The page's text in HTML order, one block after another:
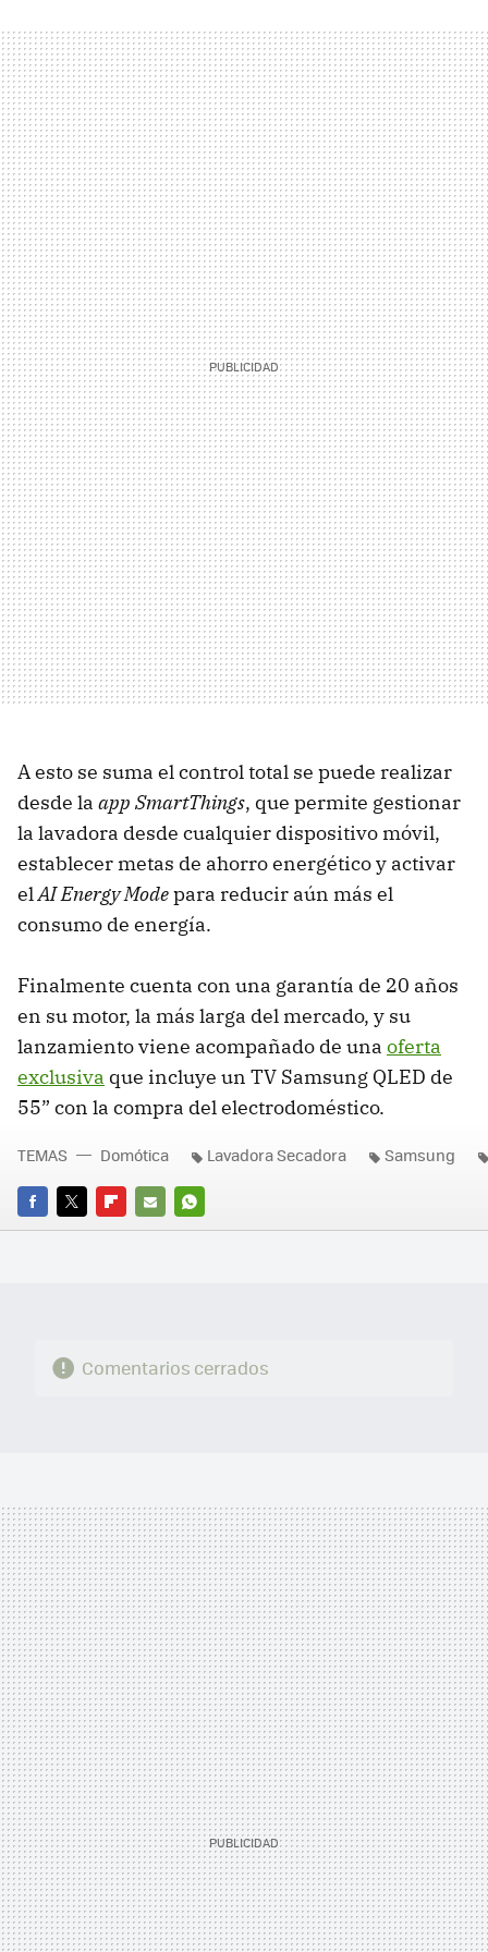
A esto se suma el control total se puede realizar
desde la app SmartThings, que permite gestionar
la lavadora desde cualquier dispositivo móvil,
establecer metas de ahorro energético y activar
elAI Energy Modepara reducir aún más el
consumo de energía.
Finalmente cuenta con una garantía de 20 años
en su motor, la más larga del mercado, y su
lanzamiento viene acompañado de una oferta
exclusiva que incluye un TV Samsung QLED de
55” con la compra del electrodoméstico.
FACEBOOK
TWITTERFLIPBOARD
E-
WHATSAPP
TEMAS Domótica Lavadora Secadora Samsung
Comentarios cerrados